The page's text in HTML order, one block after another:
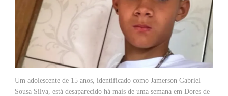
Um adolescente de 15 anos, identificado como Jamerson Gabriel
Sousa Silva, está desaparecido há mais de uma semana em Dores de